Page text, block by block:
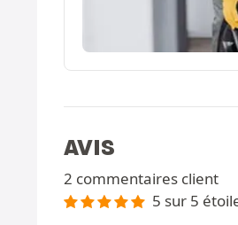
AVIS
2 commentaires client
5 sur 5